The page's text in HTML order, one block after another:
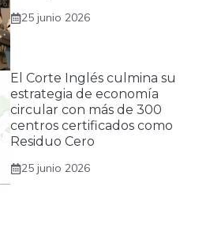
25 junio 2026
El Corte Inglés culmina su
estrategia de economía
circular con más de 300
centros certificados como
Residuo Cero
25 junio 2026